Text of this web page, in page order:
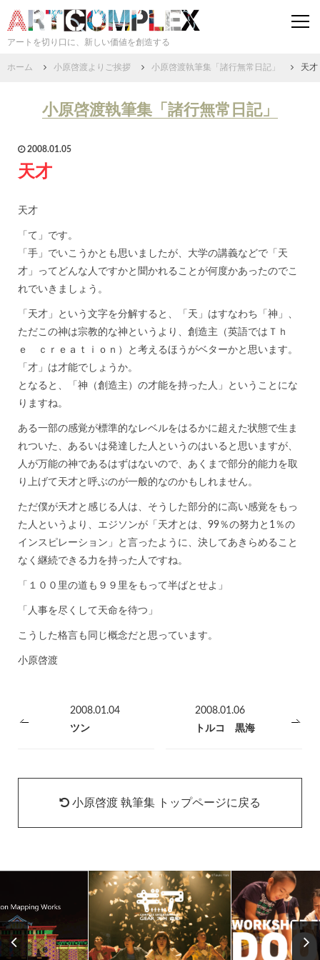
アートを切り口に、新しい価値を創造する
ホーム 小原啓渡よりご挨拶 小原啓渡執筆集「諸行無常日記」 天才
小原啓渡執筆集「諸行無常日記」
2008.01.05
天才
天才
「て」です。
「手」でいこうかとも思いましたが、大学の講義などで「天
才」ってどんな人ですかと聞かれることが何度かあったのでこ
れでいきましょう。
「天才」という文字を分解すると、「天」はすなわち「神」、
ただこの神は宗教的な神というより、創造主（英語ではＴｈ
ｅ ｃｒｅａｔｉｏｎ）と考えるほうがベターかと思います。
「才」は才能でしょうか。
となると、「神（創造主）の才能を持った人」ということにな
りますね。
ある一部の感覚が標準的なレベルをはるかに超えた状態で生ま
れついた、あるいは発達した人というのはいると思いますが、
人が万能の神であるはずはないので、あくまで部分的能力を取
り上げて天才と呼ぶのが一般的なのかもしれません。
ただ僕が天才と感じる人は、そうした部分的に高い感覚をもっ
た人というより、エジソンが「天才とは、99％の努力と1％の
インスピレーション」と言ったように、決してあきらめること
なく継続できる力を持った人ですね。
「１００里の道も９９里をもって半ばとせよ」
「人事を尽くして天命を待つ」
こうした格言も同じ概念だと思っています。
小原啓渡
2008.01.04
ツン
2008.01.06
トルコ 黒海
小原啓渡 執筆集 トップページに戻る